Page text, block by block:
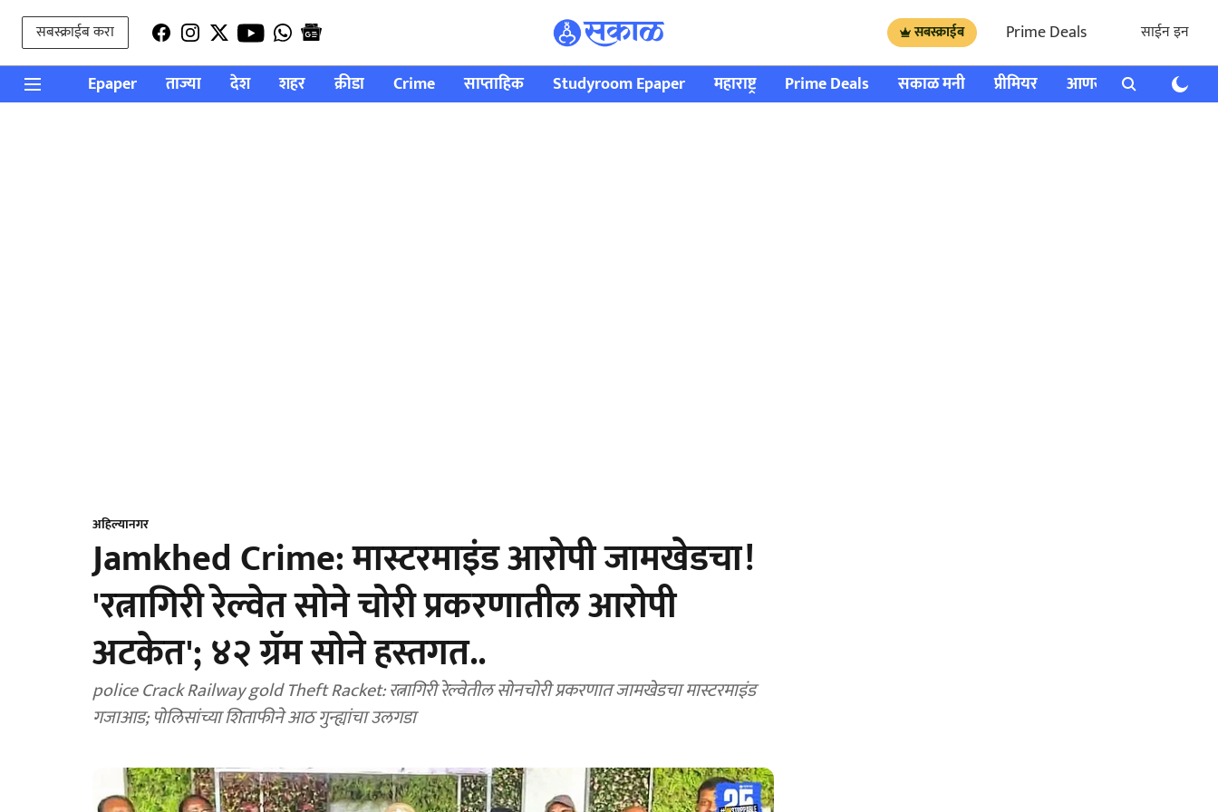
सबस्क्राईब करा सबस्क्राईब Prime Deals साईन इन
Epaper ताज्या देश शहर क्रीडा Crime साप्ताहिक Studyroom Epaper महाराष्ट्र Prime Deals सकाळ मनी प्रीमियर आणखी राशी भविष्य
अहिल्यानगर
Jamkhed Crime: मास्टरमाइंड आरोपी जामखेडचा!
'रत्नागिरी रेल्वेत सोने चोरी प्रकरणातील आराेपी
अटकेत'; ४२ ग्रॅम सोने हस्तगत..
police Crack Railway gold Theft Racket: रत्नागिरी रेल्वेतील सोनचोरी प्रकरणात जामखेडचा मास्टरमाइंड
गजाआड; पोलिसांच्या शिताफीने आठ गुन्ह्यांचा उलगडा